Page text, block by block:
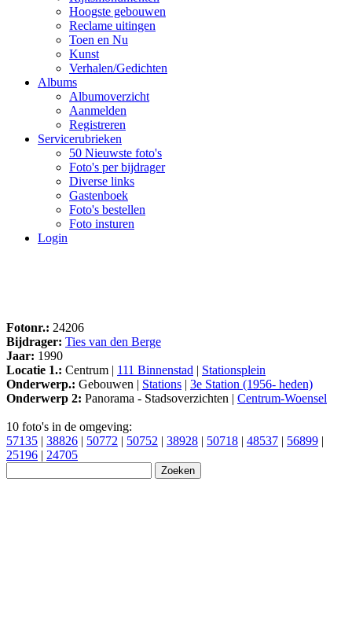
Hoogste gebouwen
Reclame uitingen
Toen en Nu
Kunst
Verhalen/Gedichten
Albums
Albumoverzicht
Aanmelden
Registreren
Servicerubrieken
50 Nieuwste foto's
Foto's per bijdrager
Diverse links
Gastenboek
Foto's bestellen
Foto insturen
Login
Fotonr.: 24206
Bijdrager: Ties van den Berge
Jaar: 1990
Locatie 1.: Centrum | 111 Binnenstad | Stationsplein
Onderwerp.: Gebouwen | Stations | 3e Station (1956- heden)
Onderwerp 2: Panorama - Stadsoverzichten | Centrum-Woensel
10 foto's in de omgeving:
57135 | 38826 | 50772 | 50752 | 38928 | 50718 | 48537 | 56899 |
25196 | 24705